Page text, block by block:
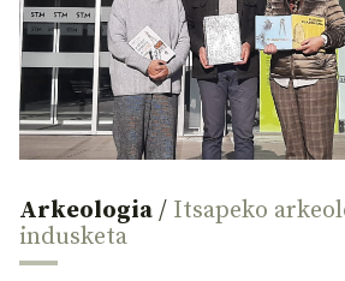
Arkeologia / Itsapeko
indusketa